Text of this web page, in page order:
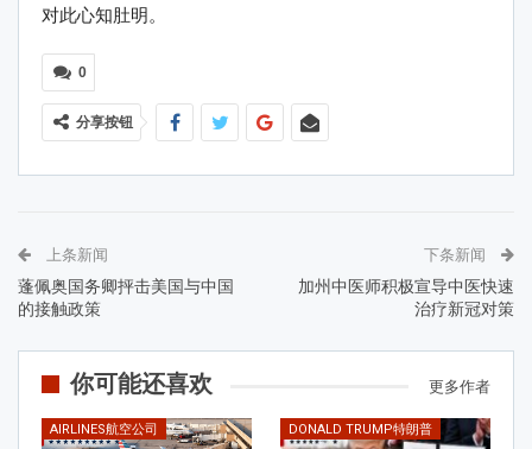
对此心知肚明。
0
分享按钮
上条新闻
蓬佩奥国务卿抨击美国与中国
的接触政策
下条新闻
加州中医师积极宣导中医快速
治疗新冠对策
你可能还喜欢 更多作者
AIRLINES航空公司 DONALD TRUMP特朗普